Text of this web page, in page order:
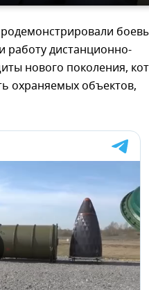
работу дистанционно-
нового поколения,
охраняемых объектов,